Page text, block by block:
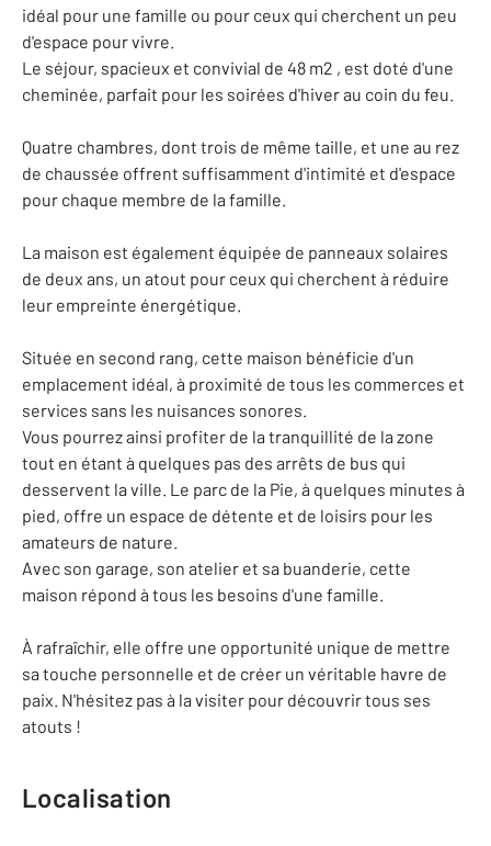
idéal pour une famille ou pour ceux qui cherchent un peu
d'espace pour vivre.
Le séjour, spacieux et convivial de 48 m2 , est doté d'une
cheminée, parfait pour les soirées d'hiver au coin du feu.
Quatre chambres, dont trois de même taille, et une au rez
de chaussée offrent suffisamment d'intimité et d'espace
pour chaque membre de la famille.
La maison est également équipée de panneaux solaires
de deux ans, un atout pour ceux qui cherchent à réduire
leur empreinte énergétique.
Située en second rang, cette maison bénéficie d'un
emplacement idéal, à proximité de tous les commerces et
services sans les nuisances sonores.
Vous pourrez ainsi profiter de la tranquillité de la zone
tout en étant à quelques pas des arrêts de bus qui
desservent la ville. Le parc de la Pie, à quelques minutes à
pied, offre un espace de détente et de loisirs pour les
amateurs de nature.
Avec son garage, son atelier et sa buanderie, cette
maison répond à tous les besoins d'une famille.
À rafraîchir, elle offre une opportunité unique de mettre
sa touche personnelle et de créer un véritable havre de
paix. N'hésitez pas à la visiter pour découvrir tous ses
atouts !
Localisation